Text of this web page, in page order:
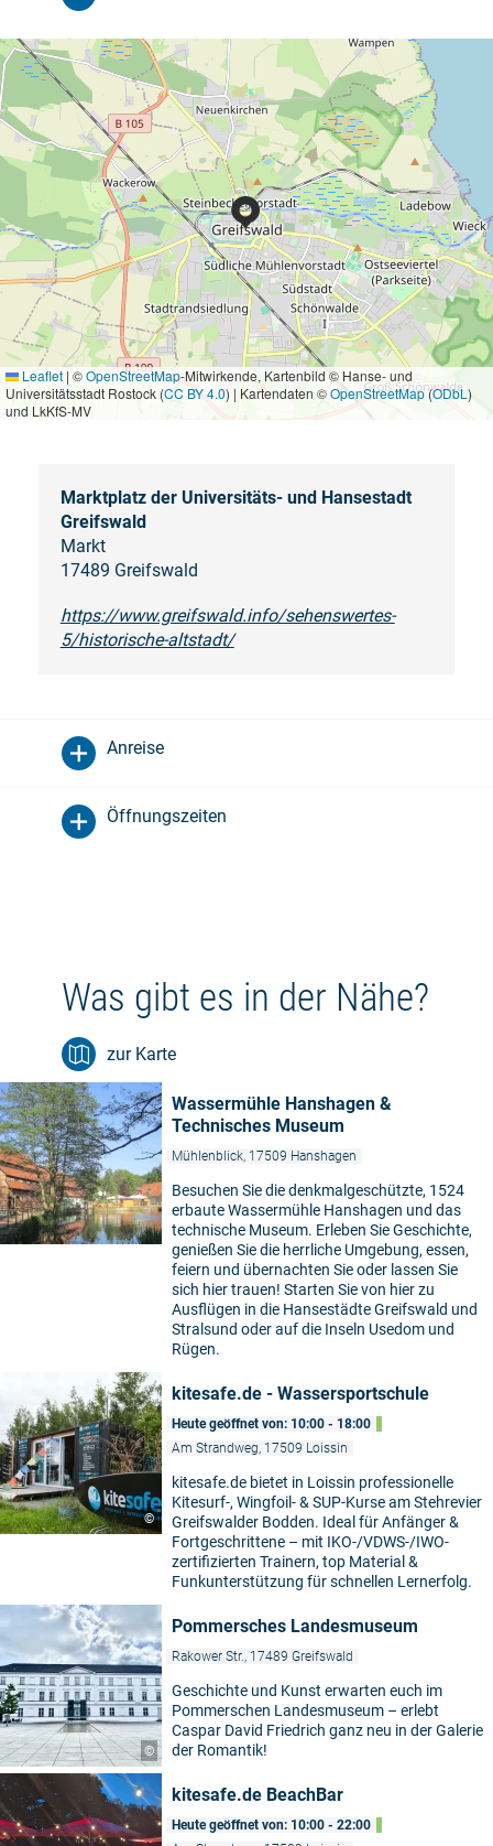
Leaflet | ©OpenStreetMap-Mitwirkende, Kartenbild © Hanse- und
Universitätsstadt Rostock (CC BY 4.0) | Kartendaten ©OpenStreetMap(ODbL )
und LkKfS-MV
Marktplatz der Universitäts- und Hansestadt
Greifswald
Markt
17489 Greifswald
https://www.greifswald.info/sehenswertes-
5/historische-altstadt/
Anreise
Öffnungszeiten
Was gibt es in der Nähe?
zur Karte
Wassermühle Hanshagen &
Technisches Museum
Mühlenblick, 17509 Hanshagen
Besuchen Sie die denkmalgeschützte, 1524
erbaute Wassermühle Hanshagen und das
technische Museum. Erleben Sie Geschichte,
genießen Sie die herrliche Umgebung, essen,
feiern und übernachten Sie oder lassen Sie
sich hier trauen! Starten Sie von hier zu
Ausflügen in die Hansestädte Greifswald und
Stralsund oder auf die Inseln Usedom und
Rügen.
©
kitesafe.de - Wassersportschule
Heute geöffnet von: 10:00 - 18:00
Am Strandweg, 17509 Loissin
kitesafe.de bietet in Loissin professionelle
Kitesurf-, Wingfoil- & SUP-Kurse am Stehrevier
Greifswalder Bodden. Ideal für Anfänger &
Fortgeschrittene – mit IKO-/VDWS-/IWO-
zertifizierten Trainern, top Material &
Funkunterstützung für schnellen Lernerfolg.
©
Pommersches Landesmuseum
Rakower Str., 17489 Greifswald
Geschichte und Kunst erwarten euch im
Pommerschen Landesmuseum – erlebt
Caspar David Friedrich ganz neu in der Galerie
der Romantik!
kitesafe.de BeachBar
Heute geöffnet von: 10:00 - 22:00